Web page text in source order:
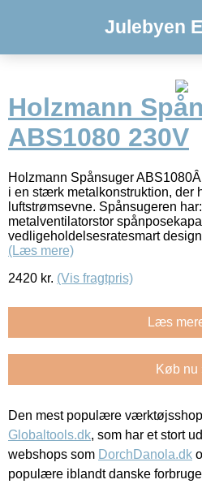
Julebyen
Holzmann
ABS1080 230V
Holzmann Spånsuger
i en stærk metalkonstruktion, der
luftstrømsevne. Spånsugeren
metalventilatorstor
vedligeholdelsesratesmart
(Læs mere)
2420 kr. (Vis fragtpris)
Læs
Køb nu
Den mest populære
Globaltools.dk, som har et stort
webshops som DorchDanola.dk
populære iblandt danske